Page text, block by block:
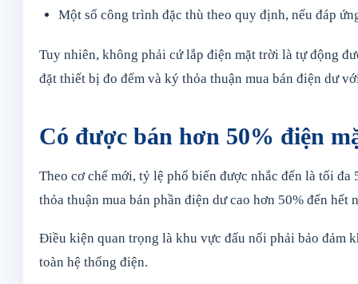
Một số công trình đặc thù theo quy định, nếu đáp
Tuy nhiên, không phải cứ lắp điện mặt trời là tự động
đặt thiết bị đo đếm và ký thỏa thuận mua bán điện dư
Có được bán hơn 50% điện
Theo cơ chế mới, tỷ lệ phổ biến được nhắc đến là tối
thỏa thuận mua bán phần điện dư cao hơn 50% đến hết
Điều kiện quan trọng là khu vực đấu nối phải bảo đảm
toàn hệ thống điện.